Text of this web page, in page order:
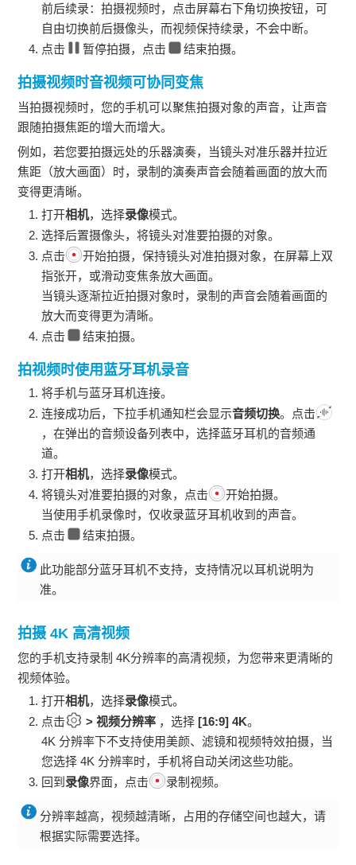
前后续录：拍摄视频时，点击屏幕右下角切换按钮，可
自由切换前后摄像头，而视频保持续录，不会中断。
点击
暂停拍摄，点击 结束拍摄。
拍摄视频时音视频可协同变焦
当拍摄视频时，您的手机可以聚焦拍摄对象的声音，让声音
跟随拍摄焦距的增大而增大。
例如，若您要拍摄远处的乐器演奏，当镜头对准乐器并拉近
焦距（放大画面）时，录制的演奏声音会随着画面的放大而
变得更清晰。
打开相机，选择录像模式。
选择后置摄像头，将镜头对准要拍摄的对象。
点击
开始拍摄，保持镜头对准拍摄对象，在屏幕上双
指张开，或滑动变焦条放大画面。
当镜头逐渐拉近拍摄对象时，录制的声音会随着画面的
放大而变得更为清晰。
点击
结束拍摄。
拍视频时使用蓝牙耳机录音
将手机与蓝牙耳机连接。
连接成功后，下拉手机通知栏会显示音频切换。点击
，在弹出的音频设备列表中，选择蓝牙耳机的音频通
道。
打开相机，选择录像模式。
将镜头对准要拍摄的对象，点击
开始拍摄。
当使用手机录像时，仅收录蓝牙耳机收到的声音。
点击
结束拍摄。
此功能部分蓝牙耳机不支持，支持情况以耳机说明为
准。
拍摄 4K 高清视频
您的手机支持录制 4K分辨率的高清视频，为您带来更清晰的
视频体验。
打开相机，选择录像模式。
点击
>视频分辨率 ，选择[16:9] 4K。
4K 分辨率下不支持使用美颜、滤镜和视频特效拍摄，当
您选择 4K 分辨率时，手机将自动关闭这些功能。
回到 录像界面，点击 录制视频。
分辨率越高，视频越清晰，占用的存储空间也越大，请
根据实际需要选择。